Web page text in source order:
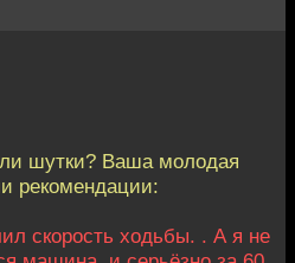
шутки? Ваша молодая
рекомендации:
скорость ходьбы. . А я не